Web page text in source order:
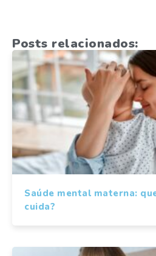
Posts relacionados:
Saúde mental materna:
cuida?